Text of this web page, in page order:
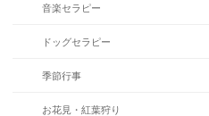
音楽セラピー
ドッグセラピー
季節行事
お花見・紅葉狩り